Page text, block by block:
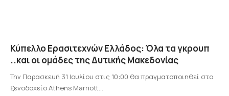
Κύπελλο Ερασιτεχνών Ελλάδος: Όλα τα γκρουπ
..και οι ομάδες της Δυτικής Μακεδονίας
Την Παρασκευή 31 Ιουλίου στις 10:00 θα πραγματοποιηθεί στο
ξενοδοχείο Athens Marriott…